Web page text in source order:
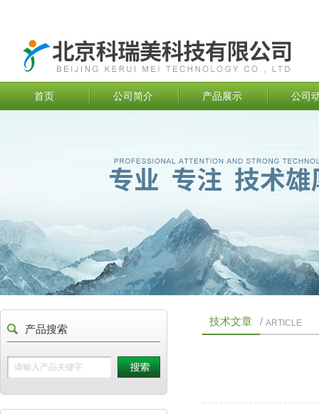
首页 公司简介 产品展示 公司
技术文章 / ARTICLE
产品搜索